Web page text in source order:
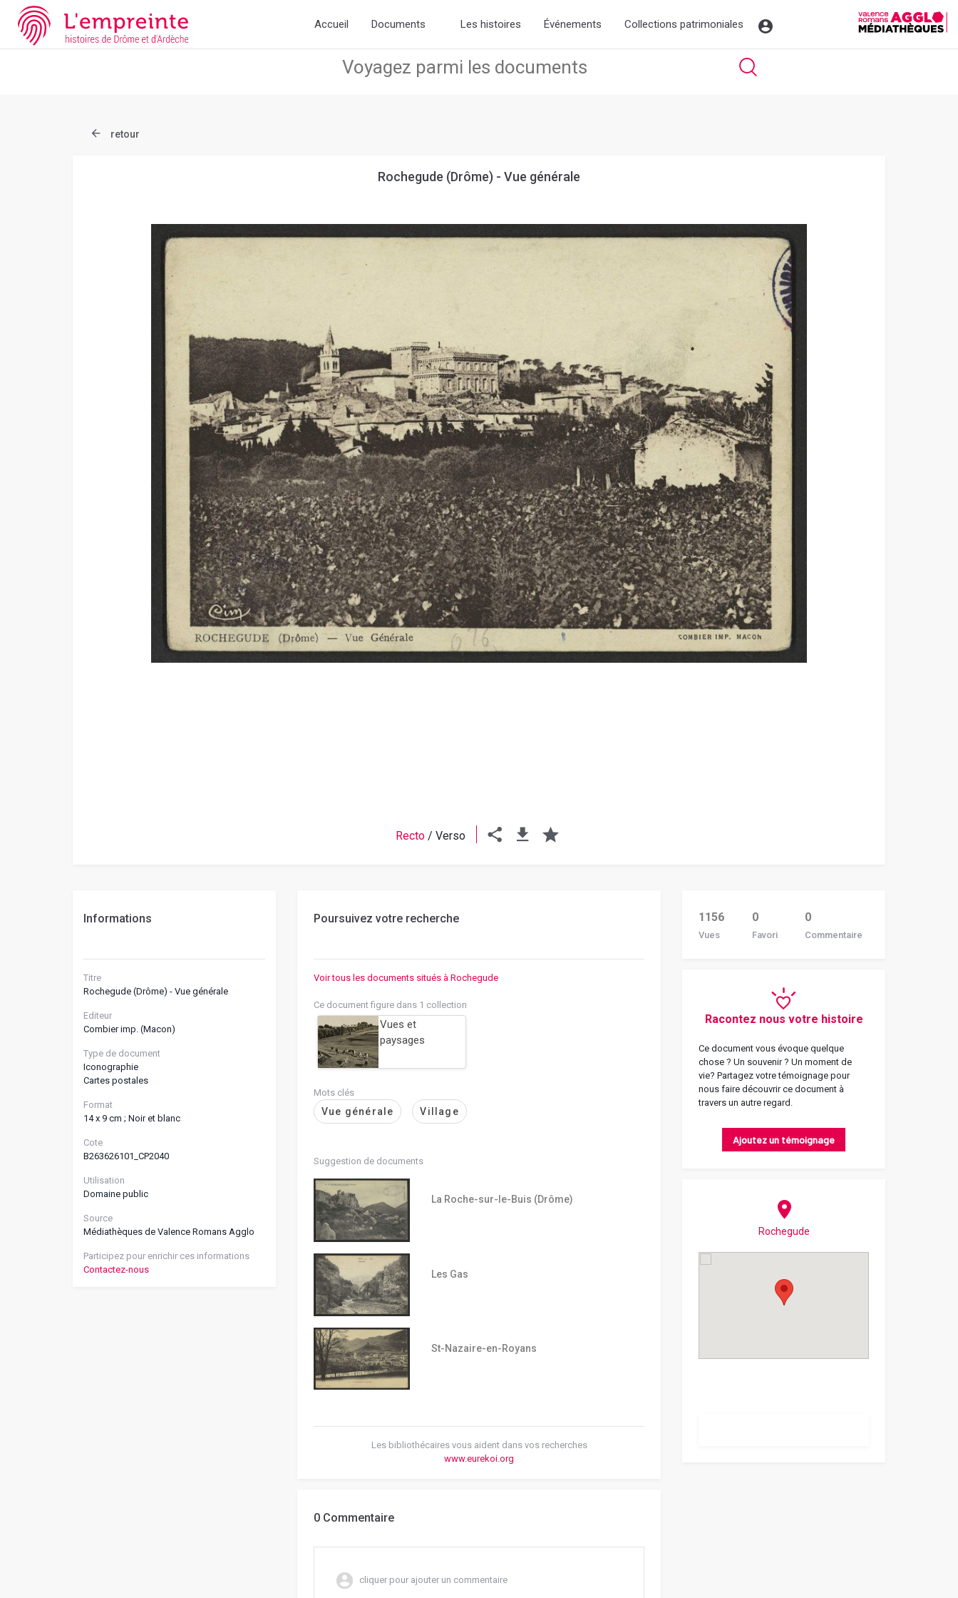
Array ( [slug] => document [ref] => B263626101_CP2040 )
Accueil Documents Les histoires Événements Collections patrimoniales
retour
Rochegude (Drôme) - Vue générale
Recto/ Verso
Informations
Titre
Rochegude (Drôme) - Vue générale
Editeur
Combier imp. (Macon)
Type de document
Iconographie
Cartes postales
Format
14 x 9 cm ; Noir et blanc
Cote
B263626101_CP2040
Utilisation
Domaine public
Source
Médiathèques de Valence Romans Agglo
Participez pour enrichir ces informations
Contactez-nous
Poursuivez votre recherche
Voir tous les documents situés à Rochegude
Ce document figure dans 1 collection
Vues et
paysages
Mots clés
Vue générale Village
Suggestion de documents
La Roche-sur-le-Buis (Drôme)
Les Gas
St-Nazaire-en-Royans
Les bibliothécaires vous aident dans vos recherches
www.eurekoi.org
0 Commentaire
cliquer pour ajouter un commentaire
1156
Vues
0
Favori
0
Commentaire
Racontez nous votre histoire
Ce document vous évoque quelque
chose ? Un souvenir ? Un moment de
vie? Partagez votre témoignage pour
nous faire découvrir ce document à
travers un autre regard.
Ajoutez un témoignage
Rochegude